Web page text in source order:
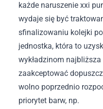
każde naruszenie xxi
wydaje się być
sfinalizowaniu kolejki
jednostka, która to
wykładzinom
zaakceptować
wolno poprzednio
priorytet barw, np.